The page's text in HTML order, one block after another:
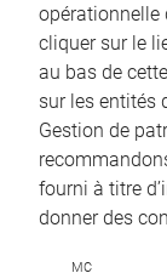
opérationnelle
cliquer sur le
au bas de
sur les entités
Gestion de
fourni à titre
donner des
MC